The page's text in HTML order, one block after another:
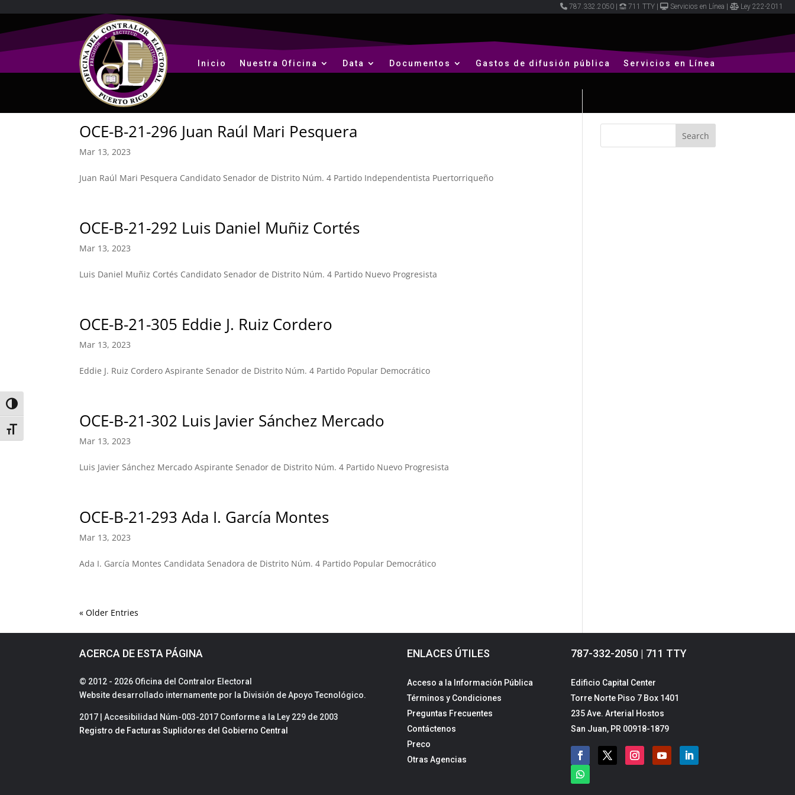
Toggle High Contrast
Toggle Font size
787.332.2050 711 TTY Servicios en Línea Ley 222-2011
Inicio Nuestra Oficina Data Documentos Gastos de difusión pública Servicios en Línea
OCE-B-21-296 Juan Raúl Mari Pesquera
Mar 13, 2023
Juan Raúl Mari Pesquera Candidato Senador de Distrito Núm. 4 Partido Independentista Puertorriqueño
OCE-B-21-292 Luis Daniel Muñiz Cortés
Mar 13, 2023
Luis Daniel Muñiz Cortés Candidato Senador de Distrito Núm. 4 Partido Nuevo Progresista
OCE-B-21-305 Eddie J. Ruiz Cordero
Mar 13, 2023
Eddie J. Ruiz Cordero Aspirante Senador de Distrito Núm. 4 Partido Popular Democrático
OCE-B-21-302 Luis Javier Sánchez Mercado
Mar 13, 2023
Luis Javier Sánchez Mercado Aspirante Senador de Distrito Núm. 4 Partido Nuevo Progresista
OCE-B-21-293 Ada I. García Montes
Mar 13, 2023
Ada I. García Montes Candidata Senadora de Distrito Núm. 4 Partido Popular Democrático
« Older Entries
ACERCA DE ESTA PÁGINA
© 2012 - 2026 Oficina del Contralor Electoral
Website desarrollado internamente por la División de Apoyo Tecnológico.
2017 | Accesibilidad Núm-003-2017 Conforme a la Ley 229 de 2003
Registro de Facturas Suplidores del Gobierno Central
ENLACES ÚTILES
Acceso a la Información Pública
Términos y Condiciones
Preguntas Frecuentes
Contáctenos
Preco
Otras Agencias
787-332-2050 | 711 TTY
Edificio Capital Center
Torre Norte Piso 7 Box 1401
235 Ave. Arterial Hostos
San Juan, PR 00918-1879